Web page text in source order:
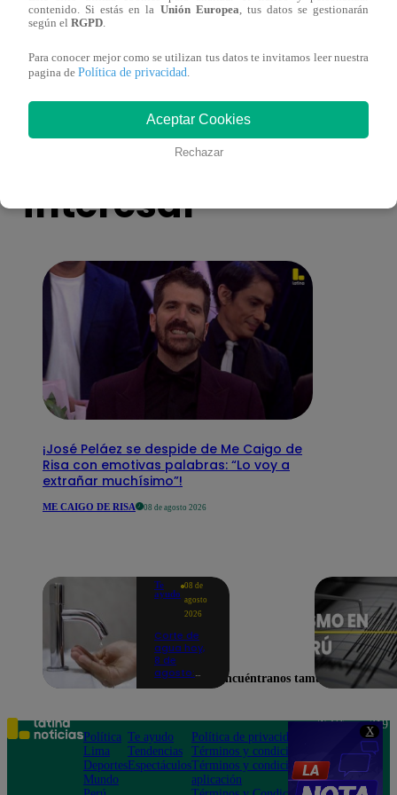
X
emotiva sorpresa en vivo y conmueve con
También te puede
interesar
¡José Peláez se despide de Me Caigo de
Risa con emotivas palabras: “Lo voy a
extrañar muchísimo”!
ME CAIGO DE RISA 08 de agosto 2026
Te
ayudo
08 de
agosto
2026
Corte de
agua hoy,
8 de
agosto:
sin el
servicio de
Sedapal
contenido. Si estás en la Unión Europea, tus datos se gestionarán
según el RGPD.
Para conocer mejor como se utilizan tus datos te invitamos leer nuestra
pagina de Política de privacidad.
Aceptar Cookies
Rechazar
Encuéntranos también en
Política
Lima
Deportes
Mundo
Te ayudo
Tendencias
Espectáculos
Política de privacidad
Términos y condiciones
Términos y condiciones
aplicación
Teléfono: 219
Av. San
Felipe 968
Jesús María